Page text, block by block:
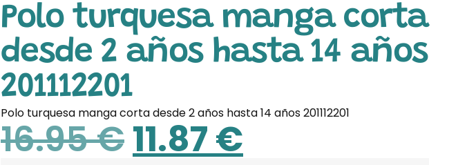
Polo turquesa manga corta
desde 2 años hasta 14 años
201112201
Polo turquesa manga corta desde 2 años hasta 14 años 201112201
16.95€11.87€